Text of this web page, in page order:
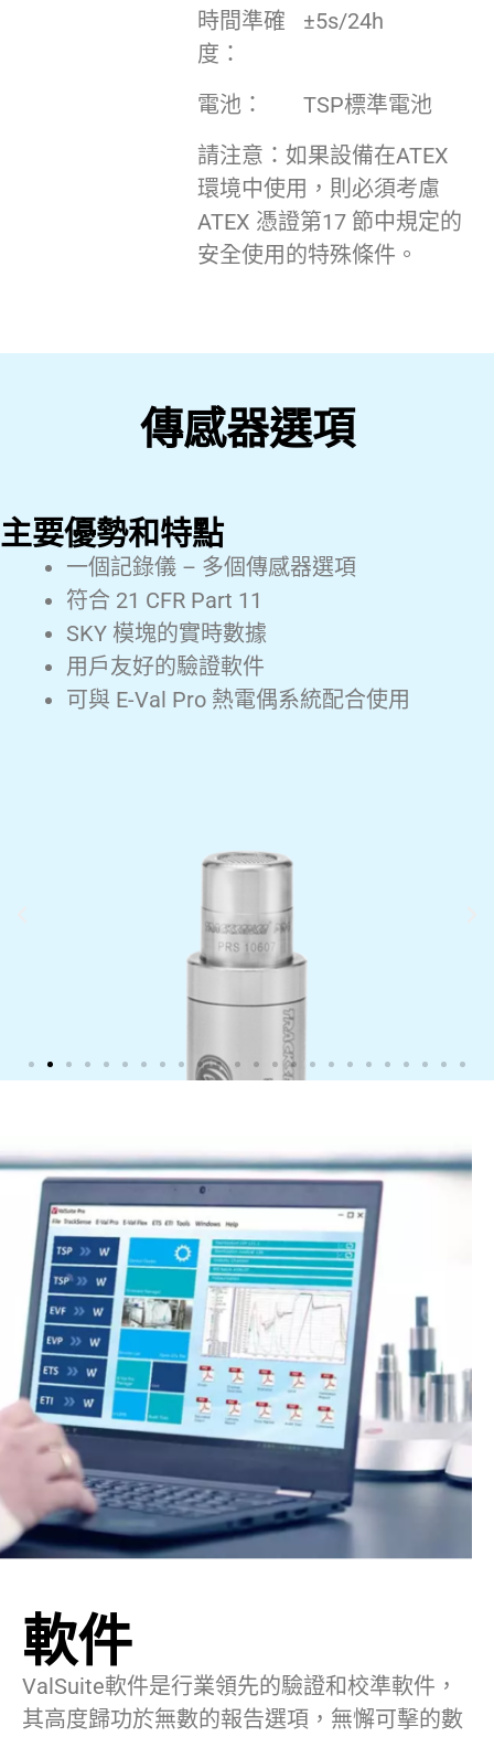
時間準確
度：
±5s/24h
電池：
TSP標準電池
請注意：如果設備在ATEX
環境中使用，則必須考慮
ATEX 憑證第17 節中規定的
安全使用的特殊條件。
傳感器選項
主要優勢和特點
一個記錄儀 – 多個傳感器選項
符合 21 CFR Part 11
SKY 模塊的實時數據
用戶友好的驗證軟件
可與 E-Val Pro 熱電偶系統配合使用
軟件
ValSuite軟件是行業領先的驗證和校準軟件，
其高度歸功於無數的報告選項，無懈可擊的數